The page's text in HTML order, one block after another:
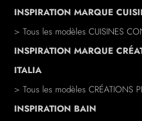
INSPIRATION MARQUE
> Tous les modèles CUISINES
INSPIRATION MARQUE
ITALIA
> Tous les modèles CRÉATIONS
INSPIRATION BAIN